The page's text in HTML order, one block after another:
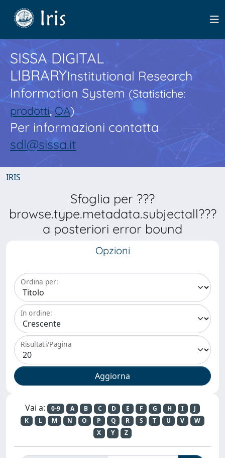
SISSA DIGITAL
LIBRARYInstitutional Research
Information System(Statistiche:
prodotti,OA)
Per informazioni contatta
sdl@sissa.it
IRIS
Sfoglia per ???
browse.type.metadata.subjectall???
a posteriori error bound
Opzioni
Ordina per:
In ordine:
Risultati/Pagina
Vai a: 0-9 A B C D E F G H I
J
K
L M N O P Q R S T U V
W
X
Y Z